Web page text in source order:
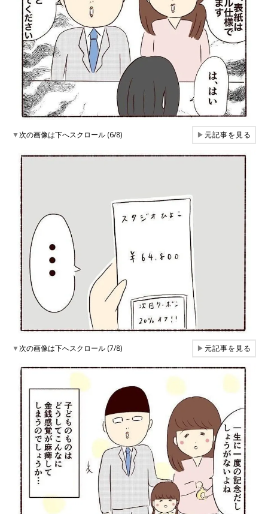
▼次の画像は下へスクロール (6/8) ▶元記事を見る
▼次の画像は下へスクロール (7/8) ▶元記事を見る